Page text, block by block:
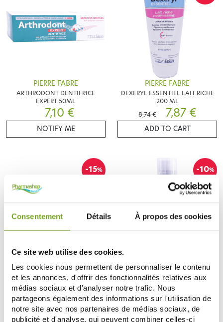
Consentement Détails À propos des cookies
Ce site web utilise des cookies.
Les cookies nous permettent de personnaliser le contenu
et les annonces, d'offrir des fonctionnalités relatives aux
médias sociaux et d'analyser notre trafic. Nous
partageons également des informations sur l'utilisation de
notre site avec nos partenaires de médias sociaux, de
publicité et d'analyse, qui peuvent combiner celles-ci
PIERRE FABRE
ARTHRODONT DENTIFRICE
EXPERT 50ML
7,10 €
NOTIFY ME
PIERRE FABRE
DEXERYL ESSENTIEL LAIT RICHE
200 ML
8,74 €
7,87 €
ADD TO CART
-15%
ELUGEL GEL BUCCAL
ASSAINISSANT 40ML
7,25 €
6,16 €
ADD TO CART
-10%
ELUDAY GENCIVES BAIN DE
BOUCHE QUOTIDIEN 500ML
7,99 €
7,19 €
NOTIFY ME